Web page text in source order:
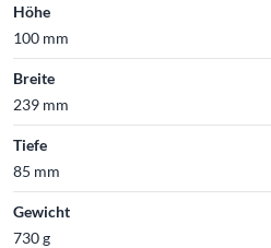
Höhe
100 mm
Breite
239 mm
Tiefe
85 mm
Gewicht
730 g